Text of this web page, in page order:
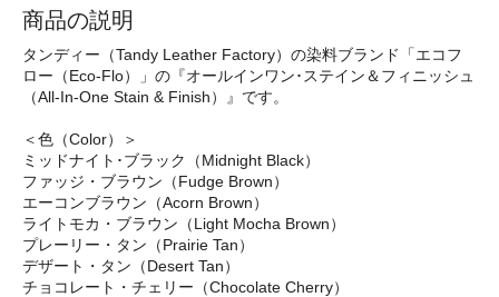
商品の説明
タンディー（Tandy Leather Factory）の染料ブランド「エコフ
ロー（Eco-Flo）」の『オールインワン･ステイン＆フィニッシュ
（All-In-One Stain & Finish）』です。
＜色（Color）＞
ミッドナイト･ブラック（Midnight Black）
ファッジ・ブラウン（Fudge Brown）
エーコンブラウン（Acorn Brown）
ライトモカ・ブラウン（Light Mocha Brown）
プレーリー・タン（Prairie Tan）
デザート・タン（Desert Tan）
チョコレート・チェリー（Chocolate Cherry）